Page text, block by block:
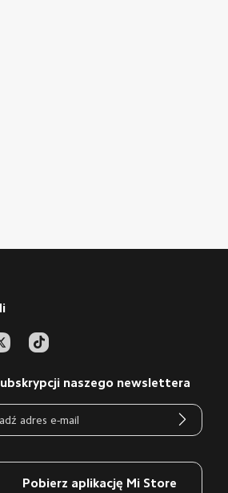
naszego newslettera
Pobierz aplikację Mi Store